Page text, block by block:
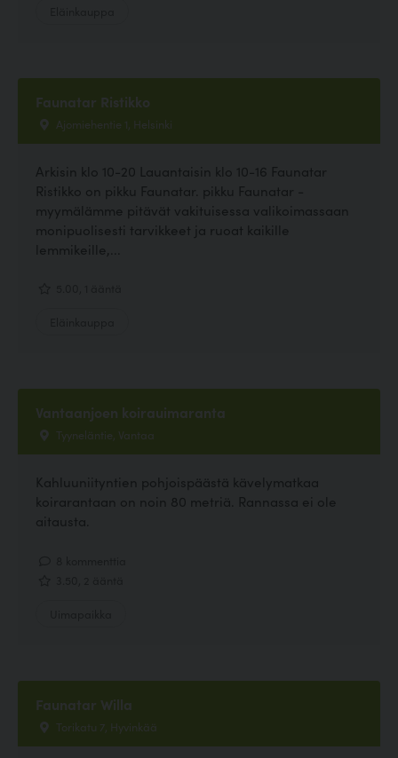
Faunatar Ristikko
Ajomiehentie 1, Helsinki
Arkisin klo 10-20 Lauantaisin klo 10-16 Faunatar
Ristikko on pikku Faunatar. pikku Faunatar -
myymälämme pitävät vakituisessa valikoimassaan
monipuolisesti tarvikkeet ja ruoat kaikille
lemmikeille,...
Vantaanjoen koirauimaranta
Tyyneläntie, Vantaa
Kahluuniityntien pohjoispäästä kävelymatkaa
koirarantaan on noin 80 metriä. Rannassa ei ole
aitausta.
Faunatar Willa
Torikatu 7, Hyvinkää